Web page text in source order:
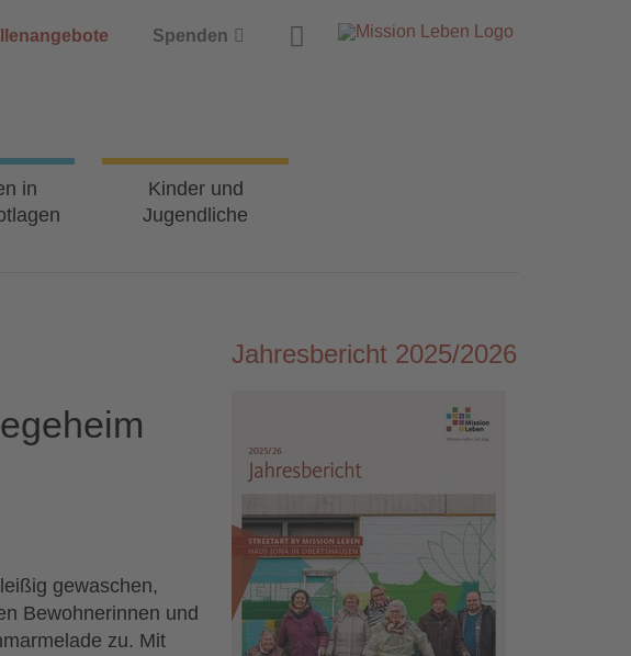
Spenden Suche
in
Kinder und
Jugendliche
gewaschen,
Bewohnerinnen und
zu. Mit
Jahresbericht 2025/2026